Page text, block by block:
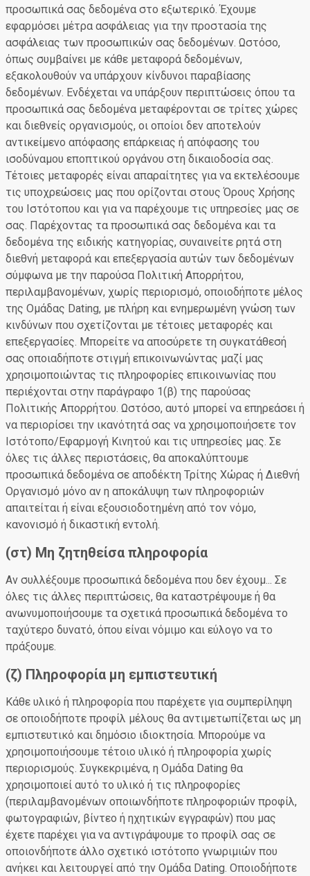
προσωπικά σας δεδομένα στο εξωτερικό. Έχουμε
εφαρμόσει μέτρα ασφάλειας για την προστασία της
ασφάλειας των προσωπικών σας δεδομένων. Ωστόσο,
όπως συμβαίνει με κάθε μεταφορά δεδομένων,
εξακολουθούν να υπάρχουν κίνδυνοι παραβίασης
δεδομένων. Ενδέχεται να υπάρξουν περιπτώσεις όπου τα
προσωπικά σας δεδομένα μεταφέρονται σε τρίτες χώρες
και διεθνείς οργανισμούς, οι οποίοι δεν αποτελούν
αντικείμενο απόφασης επάρκειας ή απόφασης του
ισοδύναμου εποπτικού οργάνου στη δικαιοδοσία σας.
Τέτοιες μεταφορές είναι απαραίτητες για να εκτελέσουμε
τις υποχρεώσεις μας που ορίζονται στους Όρους Χρήσης
του Ιστότοπου και για να παρέχουμε τις υπηρεσίες μας σε
σας. Παρέχοντας τα προσωπικά σας δεδομένα και τα
δεδομένα της ειδικής κατηγορίας, συναινείτε ρητά στη
διεθνή μεταφορά και επεξεργασία αυτών των δεδομένων
σύμφωνα με την παρούσα Πολιτική Απορρήτου,
περιλαμβανομένων, χωρίς περιορισμό, οποιοδήποτε μέλος
της Ομάδας Dating, με πλήρη και ενημερωμένη γνώση των
κινδύνων που σχετίζονται με τέτοιες μεταφορές και
επεξεργασίες. Μπορείτε να αποσύρετε τη συγκατάθεσή
σας οποιαδήποτε στιγμή επικοινωνώντας μαζί μας
χρησιμοποιώντας τις πληροφορίες επικοινωνίας που
περιέχονται στην παράγραφο 1(β) της παρούσας
Πολιτικής Απορρήτου. Ωστόσο, αυτό μπορεί να επηρεάσει ή
να περιορίσει την ικανότητά σας να χρησιμοποιήσετε τον
Ιστότοπο/Εφαρμογή Κινητού και τις υπηρεσίες μας. Σε
όλες τις άλλες περιστάσεις, θα αποκαλύπτουμε
προσωπικά δεδομένα σε αποδέκτη Τρίτης Χώρας ή Διεθνή
Οργανισμό μόνο αν η αποκάλυψη των πληροφοριών
απαιτείται ή είναι εξουσιοδοτημένη από τον νόμο,
κανονισμό ή δικαστική εντολή.
(στ) Μη ζητηθείσα πληροφορία
Αν συλλέξουμε προσωπικά δεδομένα που δεν έχουμ... Σε
όλες τις άλλες περιπτώσεις, θα καταστρέψουμε ή θα
ανωνυμοποιήσουμε τα σχετικά προσωπικά δεδομένα το
ταχύτερο δυνατό, όπου είναι νόμιμο και εύλογο να το
πράξουμε.
(ζ) Πληροφορία μη εμπιστευτική
Κάθε υλικό ή πληροφορία που παρέχετε για συμπερίληψη
σε οποιοδήποτε προφίλ μέλους θα αντιμετωπίζεται ως μη
εμπιστευτικό και δημόσιο ιδιοκτησία. Μπορούμε να
χρησιμοποιήσουμε τέτοιο υλικό ή πληροφορία χωρίς
περιορισμούς. Συγκεκριμένα, η Ομάδα Dating θα
χρησιμοποιεί αυτό το υλικό ή τις πληροφορίες
(περιλαμβανομένων οποιωνδήποτε πληροφοριών προφίλ,
φωτογραφιών, βίντεο ή ηχητικών εγγραφών) που μας
έχετε παρέχει για να αντιγράψουμε το προφίλ σας σε
οποιονδήποτε άλλο σχετικό ιστότοπο γνωριμιών που
ανήκει και λειτουργεί από την Ομάδα Dating. Οποιοδήποτε